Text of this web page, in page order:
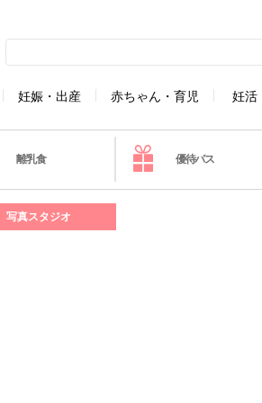
妊娠・出産 赤ちゃん・育児 妊活
離乳食 優待パス
写真スタジオ